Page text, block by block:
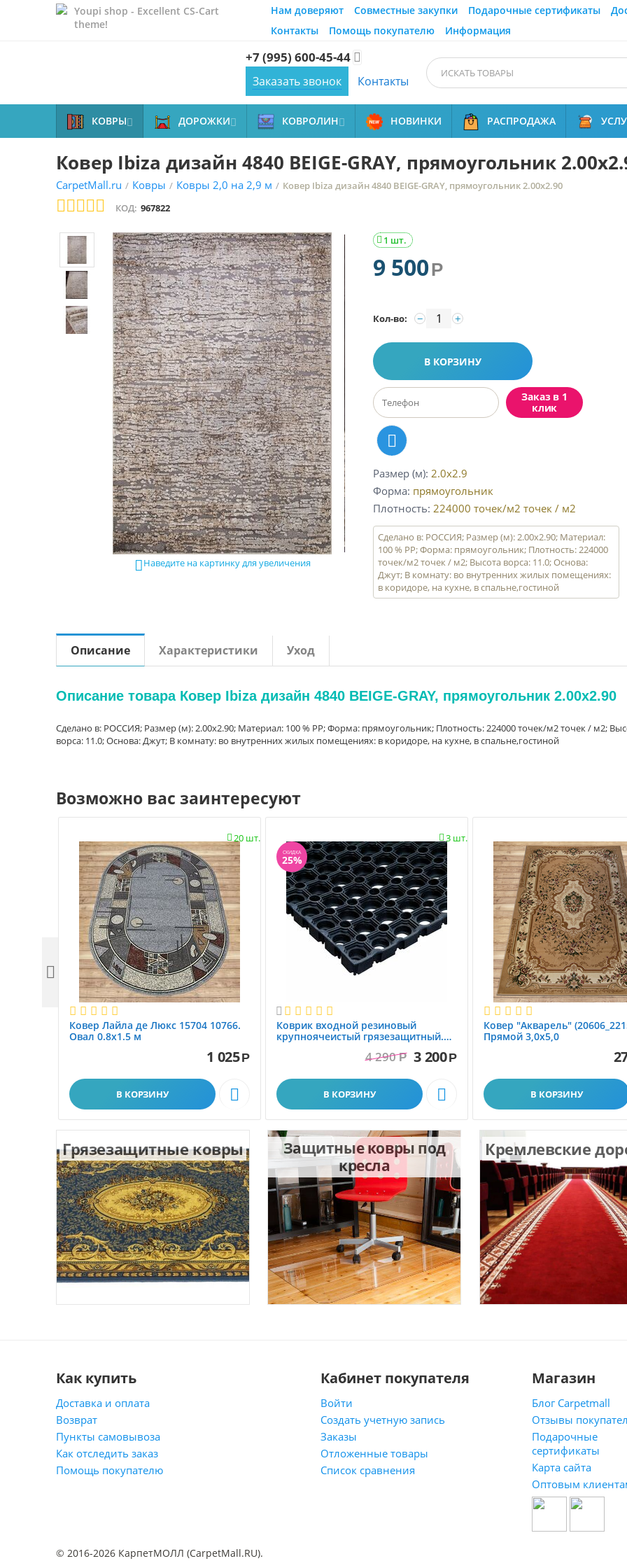
Youpi shop - Excellent CS-Cart
theme!
Нам доверяют Совместные закупки Подарочные сертификаты
Контакты
Помощь покупателю Информация
+7 (995) 600-45-44 
Заказать звонок Контакты
КОВРЫ ДОРОЖКИ КОВРОЛИН НОВИНКИ РАСПРОДАЖА
Ковер Ibiza дизайн 4840 BEIGE-GRAY, прямоугольник
CarpetMall.ru / Ковры / Ковры 2,0 на 2,9 м / Ковер Ibiza дизайн 4840 BEIGE-GRAY, прямоугольник 2.00x2.90
КОД: 967822
Наведите на картинку для увеличения
1 шт.

9 500Р
Кол-во: +
−
В КОРЗИНУ
Заказ в 1
клик
Размер (м) 2.0x2.9
Форма прямоугольник
Плотность 224000 точек/м2 точек / м2
Сделано в: РОССИЯ; Размер (м): 2.00x2.90; Материал:
100 % PP; Форма: прямоугольник; Плотность: 224000
точек/м2 точек / м2; Высота ворса: 11.0; Основа:
Джут; В комнату: во внутренних жилых помещениях:
в коридоре, на кухне, в спальне,гостиной
Описание Характеристики Уход
Описание товара Ковер Ibiza дизайн 4840 BEIGE-GRAY, прямоугольник 2.00x2.90
Сделано в: РОССИЯ; Размер (м): 2.00x2.90; Материал: 100 % PP; Форма: прямоугольник; Плотность: 224000 точек/м2 точек / м2;
ворса: 11.0; Основа: Джут; В комнату: во внутренних жилых помещениях: в коридоре, на кухне, в спальне,гостиной
Возможно вас заинтересуют
20 шт.

Ковер Лайла де Люкс 15704 10766.
Овал 0.8x1.5 м
1 025Р
В КОРЗИНУ 
3 шт.

СКИДКА
25%

Коврик вxодной резиновый
крупноячеистый грязезащитный.
4 290 Р 3 200Р
В КОРЗИНУ 
Ковер "Акварель"
Прямой 3,0х5,0
В КОРЗИНУ

Грязезащитные ковры
Защитные ковры под
кресла
Кремлевские
Как купить
Доставка и оплата
Возврат
Пункты самовывоза
Как отследить заказ
Помощь покупателю
Кабинет покупателя
Войти
Создать учетную запись
Заказы
Отложенные товары
Список сравнения
Магазин
Блог Carpetmall
Отзывы
Подарочные
сертификаты
Карта сайта
Оптовым
© 2016-2026 КарпетМОЛЛ (CarpetMall.RU).